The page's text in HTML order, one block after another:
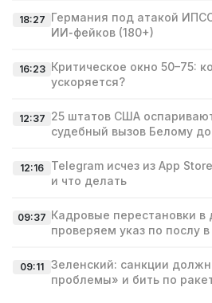
18:27 Германия под атакой
ИИ‑фейков (180+)
16:23 Критическое окно 50–75:
ускоряется?
12:37 25 штатов США
судебный вызов Белому
12:16
Telegram исчез из App
и что делать
09:37 Кадровые перестановки в
проверяем указ по послу
09:11 Зеленский: санкции
проблемы» и бить по